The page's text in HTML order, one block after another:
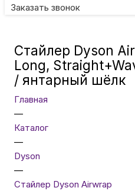
Заказать звонок
Стайлер Dyson
Long,
/ янтарный шёлк
Главная
—
Каталог
—
Dyson
—
Стайлер Dyson Airwrap